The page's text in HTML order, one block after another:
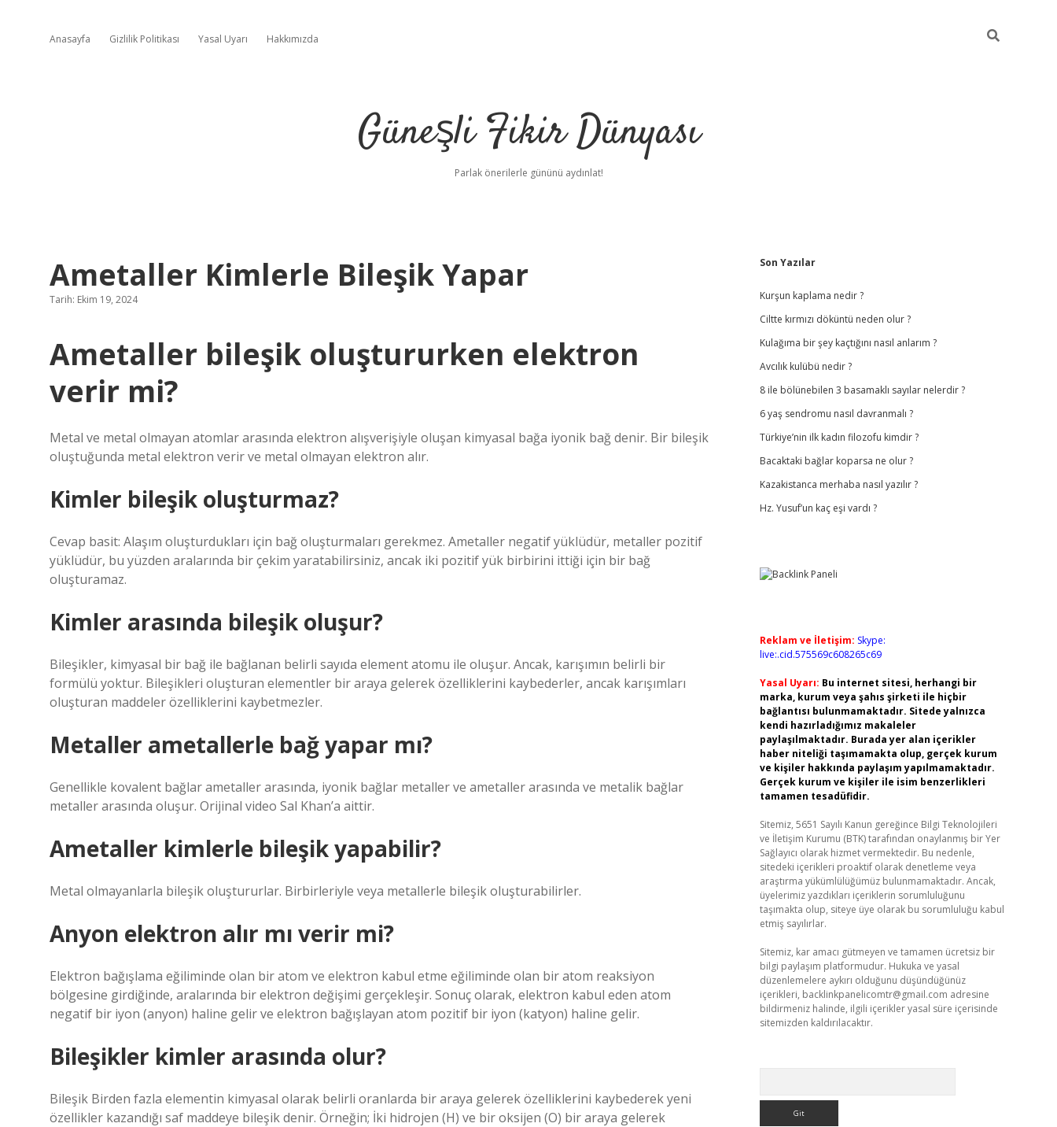
Anasayfa Gizlilik Politikası Yasal Uyarı Hakkımızda
Güneşli Fikir Dünyası
Parlak önerilerle gününü aydınlat!
Ametaller Kimlerle Bileşik Yapar
Tarih: Ekim 19, 2024
Ametaller bileşik oluştururken elektron
verir mi?
Metal ve metal olmayan atomlar arasında elektron alışverişiyle oluşan kimyasal bağa iyonik bağ denir. Bir bileşik
oluştuğunda metal elektron verir ve metal olmayan elektron alır.
Kimler bileşik oluşturmaz?
Cevap basit: Alaşım oluşturdukları için bağ oluşturmaları gerekmez. Ametaller negatif yüklüdür, metaller pozitif
yüklüdür, bu yüzden aralarında bir çekim yaratabilirsiniz, ancak iki pozitif yük birbirini ittiği için bir bağ
oluşturamaz.
Kimler arasında bileşik oluşur?
Bileşikler, kimyasal bir bağ ile bağlanan belirli sayıda element atomu ile oluşur. Ancak, karışımın belirli bir
formülü yoktur. Bileşikleri oluşturan elementler bir araya gelerek özelliklerini kaybederler, ancak karışımları
oluşturan maddeler özelliklerini kaybetmezler.
Metaller ametallerle bağ yapar mı?
Genellikle kovalent bağlar ametaller arasında, iyonik bağlar metaller ve ametaller arasında ve metalik bağlar
metaller arasında oluşur. Orijinal video Sal Khan’a aittir.
Ametaller kimlerle bileşik yapabilir?
Metal olmayanlarla bileşik oluştururlar. Birbirleriyle veya metallerle bileşik oluşturabilirler.
Anyon elektron alır mı verir mi?
Elektron bağışlama eğiliminde olan bir atom ve elektron kabul etme eğiliminde olan bir atom reaksiyon
bölgesine girdiğinde, aralarında bir elektron değişimi gerçekleşir. Sonuç olarak, elektron kabul eden atom
negatif bir iyon (anyon) haline gelir ve elektron bağışlayan atom pozitif bir iyon (katyon) haline gelir.
Bileşikler kimler arasında olur?
Bileşik Birden fazla elementin kimyasal olarak belirli oranlarda bir araya gelerek özelliklerini kaybederek yeni
özellikler kazandığı saf maddeye bileşik denir. Örneğin; İki hidrojen (H) ve bir oksijen (O) bir araya gelerek
Sidebar
Son Yazılar
Kurşun kaplama nedir ?
Ciltte kırmızı döküntü neden olur ?
Kulağıma bir şey kaçtığını nasıl anlarım ?
Avcılık kulübü nedir ?
8 ile bölünebilen 3 basamaklı sayılar nelerdir ?
6 yaş sendromu nasıl davranmalı ?
Türkiye’nin ilk kadın filozofu kimdir ?
Bacaktaki bağlar koparsa ne olur ?
Kazakistanca merhaba nasıl yazılır ?
Hz. Yusuf’un kaç eşi vardı ?
Reklam ve İletişim: Skype:
live:.cid.575569c608265c69
Yasal Uyarı: Bu internet sitesi, herhangi bir
marka, kurum veya şahıs şirketi ile hiçbir
bağlantısı bulunmamaktadır. Sitede yalnızca
kendi hazırladığımız makaleler
paylaşılmaktadır. Burada yer alan içerikler
haber niteliği taşımamakta olup, gerçek kurum
ve kişiler hakkında paylaşım yapılmamaktadır.
Gerçek kurum ve kişiler ile isim benzerlikleri
tamamen tesadüfidir.
Sitemiz, 5651 Sayılı Kanun gereğince Bilgi Teknolojileri
ve İletişim Kurumu (BTK) tarafından onaylanmış bir Yer
Sağlayıcı olarak hizmet vermektedir. Bu nedenle,
sitedeki içerikleri proaktif olarak denetleme veya
araştırma yükümlülüğümüz bulunmamaktadır. Ancak,
üyelerimiz yazdıkları içeriklerin sorumluluğunu
taşımakta olup, siteye üye olarak bu sorumluluğu kabul
etmiş sayılırlar.
Sitemiz, kar amacı gütmeyen ve tamamen ücretsiz bir
bilgi paylaşım platformudur. Hukuka ve yasal
düzenlemelere aykırı olduğunu düşündüğünüz
içerikleri, backlinkpanelicomtr@gmail.com adresine
bildirmeniz halinde, ilgili içerikler yasal süre içerisinde
sitemizden kaldırılacaktır.
hiltonbetvdcasino güncel giriş